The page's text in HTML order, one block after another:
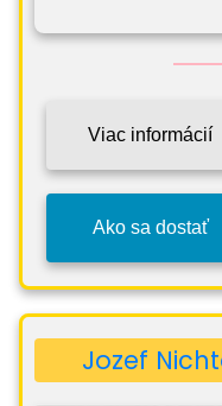
Viac informácií
Ako sa dostať
Jozef